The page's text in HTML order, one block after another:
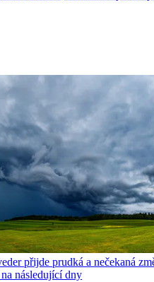
přijde prudká a nečekaná
následující dny